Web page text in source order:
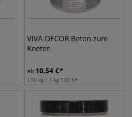
VIVA DECOR Beton zum
Kneten
ab 10,54 €
1,50 kg | 1 kg 7,03 €